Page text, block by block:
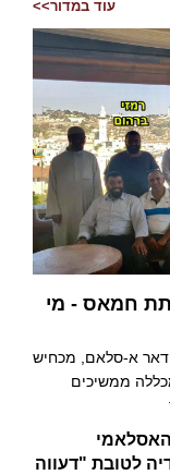
עוד במדור>>
חמאס - מי
דאר א-סלאם, מכחיש
ממשיכים
לטובת "דעווה